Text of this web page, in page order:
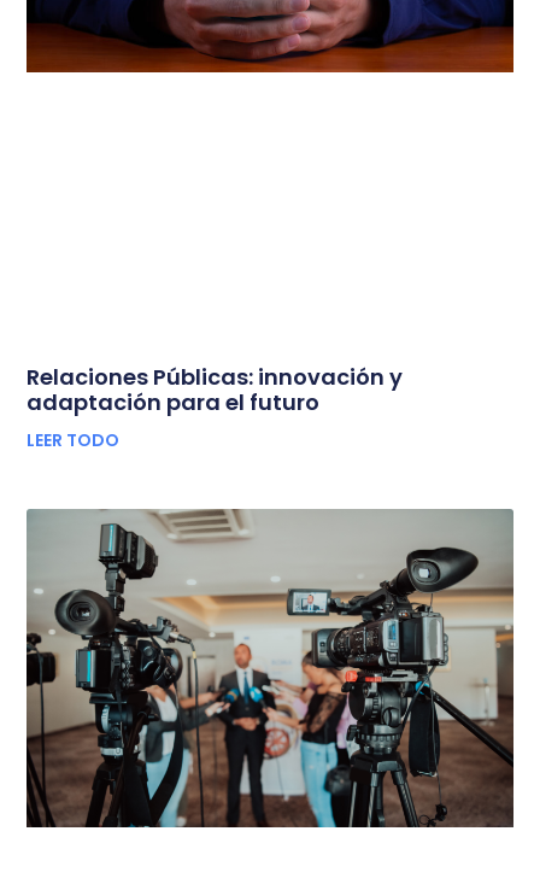
Relaciones Públicas: innovación y
adaptación para el futuro
LEER TODO